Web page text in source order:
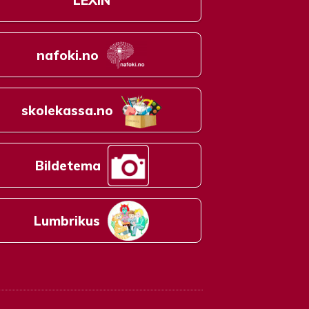
nafoki.no
skolekassa.no
Bildetema
Lumbrikus